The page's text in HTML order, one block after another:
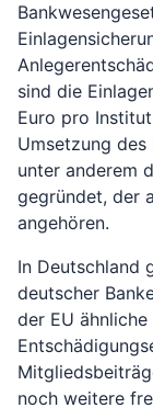
sind die
Euro pro
Umsetzung des
unter anderem
gegründet, der
angehören.
In Deutschland
deutscher
der EU
noch weitere